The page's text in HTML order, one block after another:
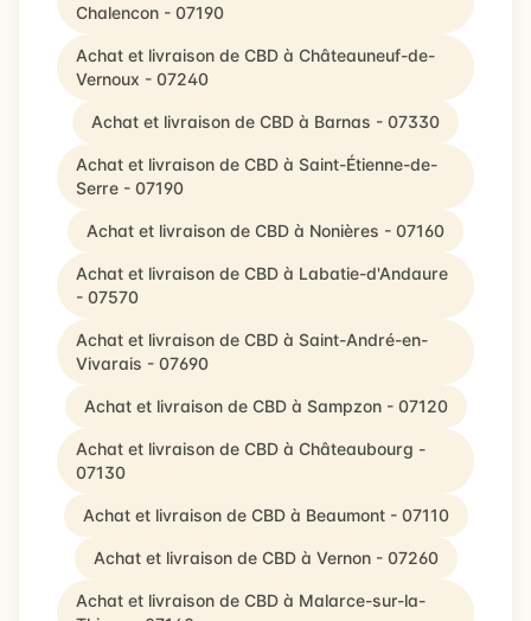
Chalencon - 07190
Achat et livraison de CBD à Châteauneuf-de-
Vernoux - 07240
Achat et livraison de CBD à Barnas - 07330
Achat et livraison de CBD à Saint-Étienne-de-
Serre - 07190
Achat et livraison de CBD à Nonières - 07160
Achat et livraison de CBD à Labatie-d'Andaure
- 07570
Achat et livraison de CBD à Saint-André-en-
Vivarais - 07690
Achat et livraison de CBD à Sampzon - 07120
Achat et livraison de CBD à Châteaubourg -
07130
Achat et livraison de CBD à Beaumont - 07110
Achat et livraison de CBD à Vernon - 07260
Achat et livraison de CBD à Malarce-sur-la-